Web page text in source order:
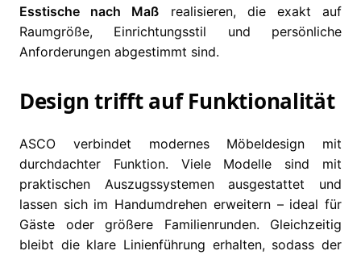
Esstische nach Maß realisieren, die exakt auf
Raumgröße, Einrichtungsstil und persönliche
Anforderungen abgestimmt sind.
Design trifft auf Funktionalität
ASCO verbindet modernes Möbeldesign mit
durchdachter Funktion. Viele Modelle sind mit
praktischen Auszugssystemen ausgestattet und
lassen sich im Handumdrehen erweitern – ideal für
Gäste oder größere Familienrunden. Gleichzeitig
bleibt die klare Linienführung erhalten, sodass der